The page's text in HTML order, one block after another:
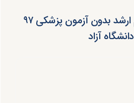
فردا؛ آغاز ثبت نام ارشد بدون آزمون پزشکی ۹۷
دانشگاه آزاد